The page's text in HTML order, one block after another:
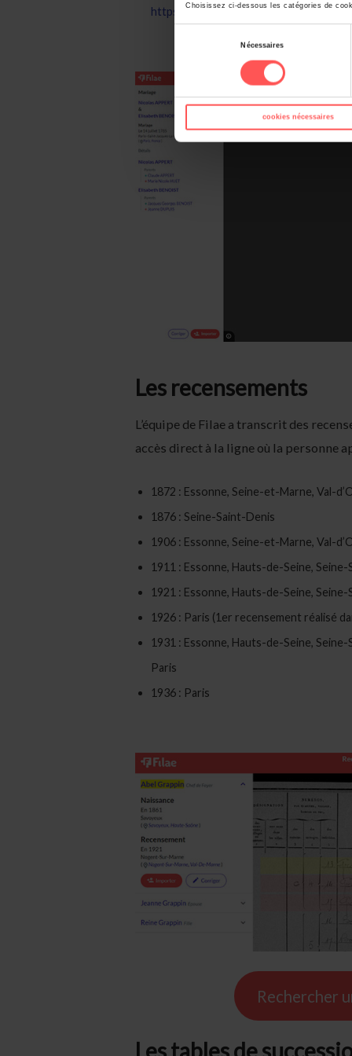
Choisissez ci-dessous les catégories de
consentement
Nécessaires
cookies nécessaires
https://www.filae.com/andriveau-
Les recensements
L’équipe de Filae a transcrit des
accès direct à la ligne où la personne
1872 : Essonne, Seine-et-Marne, Val-
1876 : Seine-Saint-Denis
1906 : Essonne, Seine-et-Marne, Val-
1911 : Essonne, Hauts-de-Seine,
1921 : Essonne, Hauts-de-Seine,
1926 : Paris (1er recensement réalisé
1931 : Essonne, Hauts-de-Seine,
Paris
1936 : Paris
Rechercher